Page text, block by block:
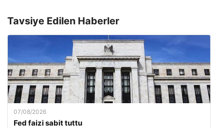
Tavsiye Edilen Haberler
07/08/2026
Fed faizi sabit tuttu